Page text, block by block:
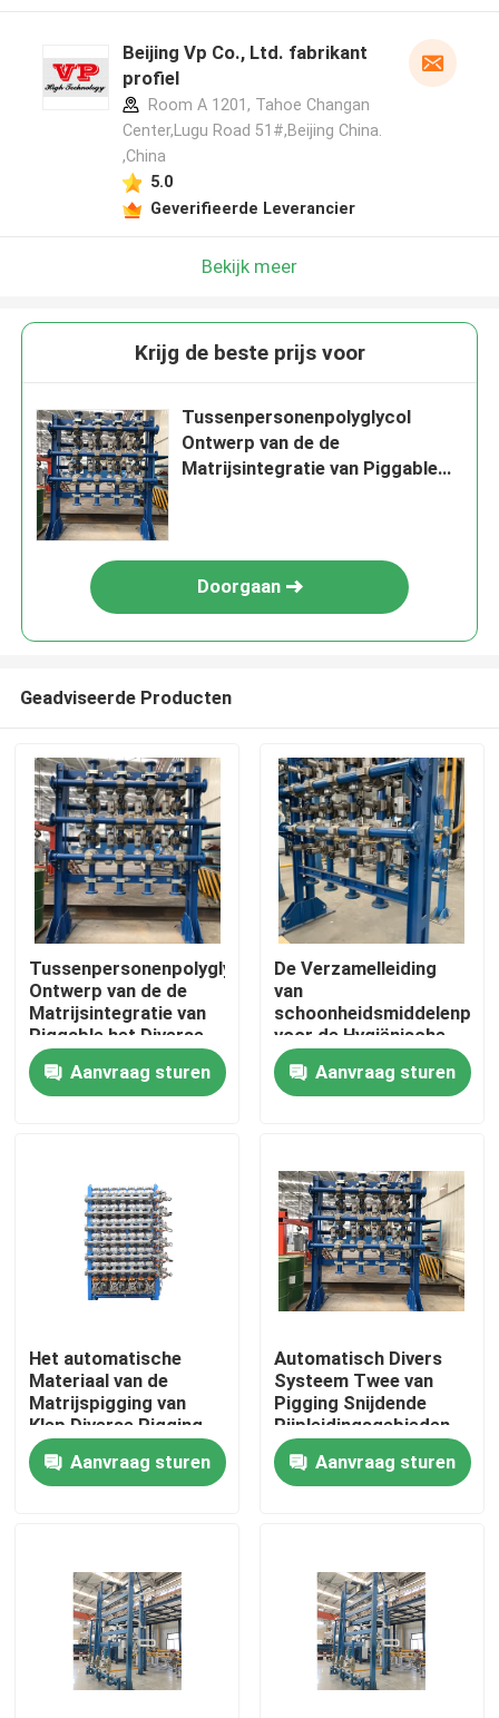
Huis
Videos
Ongeveer ons
Fabrieksreis
Kwaliteitscontrole
Gevallen
Beijing Vp Co., Ltd. fabrikant
profiel
Room A 1201, Tahoe Changan
Center,Lugu Road 51#,Beijing China.
,China
5.0
Geverifieerde Leverancier
Bekijk meer
Krijg de beste prijs voor
Tussenpersonenpolyglycol
Ontwerp van de de
Matrijsintegratie van Piggable
Doorgaan
Geadviseerde Producten
Tussenpersonenpolyglycol
Ontwerp van de de
Matrijsintegratie van
Piggable het Diverse
Aanvraag sturen
De Verzamelleiding
van
voor de Hygiënische
Pigging Systemen van
BJVPAanvraag sturen
Het automatische
Materiaal van de
Matrijspigging van
Klep Diverse Pigging
Diverse
Aanvraag sturen
Automatisch Divers
Systeem Twee van
Pigging Snijdende
Pijpleidingsgebieden
Aanvraag sturen